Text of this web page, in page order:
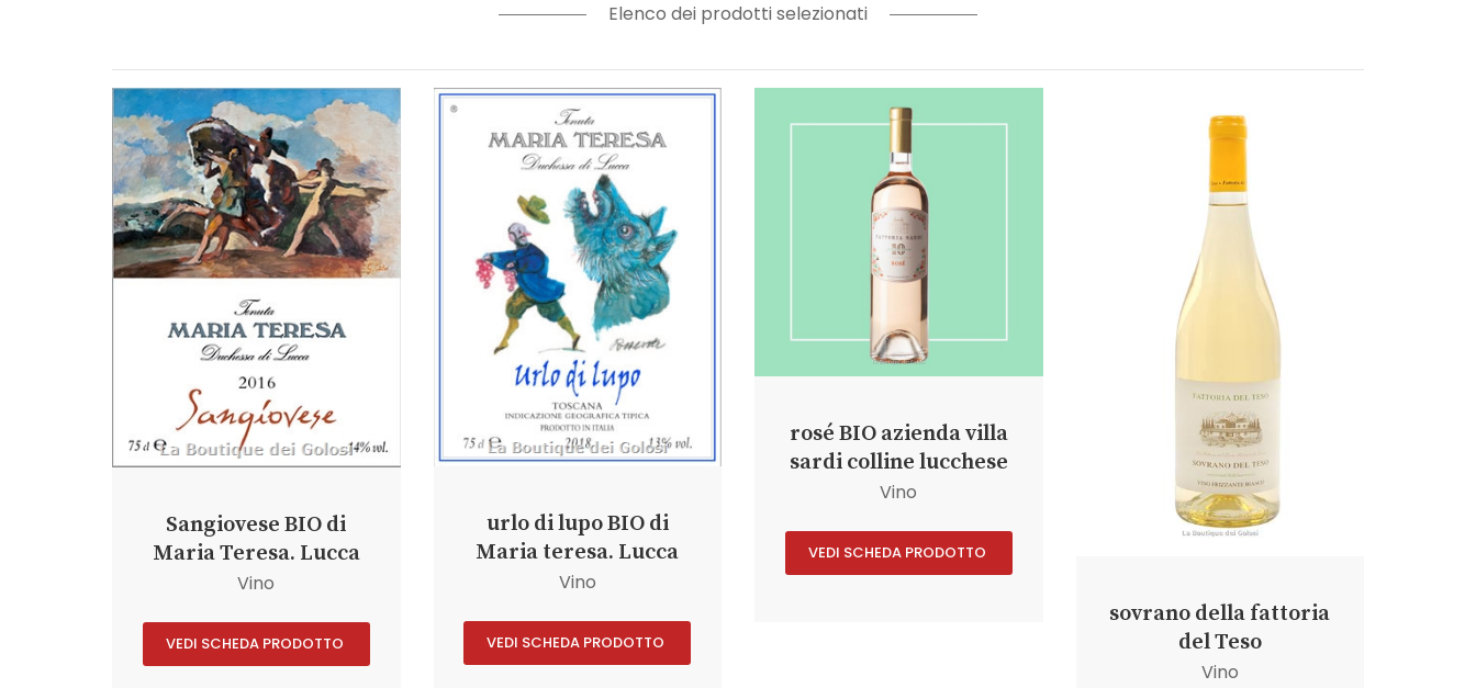
Elenco dei prodotti selezionati
Sangiovese BIO di
Maria Teresa. Lucca
Vino
VEDI SCHEDA PRODOTTO
urlo di lupo BIO di
Maria teresa. Lucca
Vino
VEDI SCHEDA PRODOTTO
rosé BIO azienda villa
sardi colline lucchese
Vino
VEDI SCHEDA PRODOTTO
sovrano della fattoria
del Teso
Vino